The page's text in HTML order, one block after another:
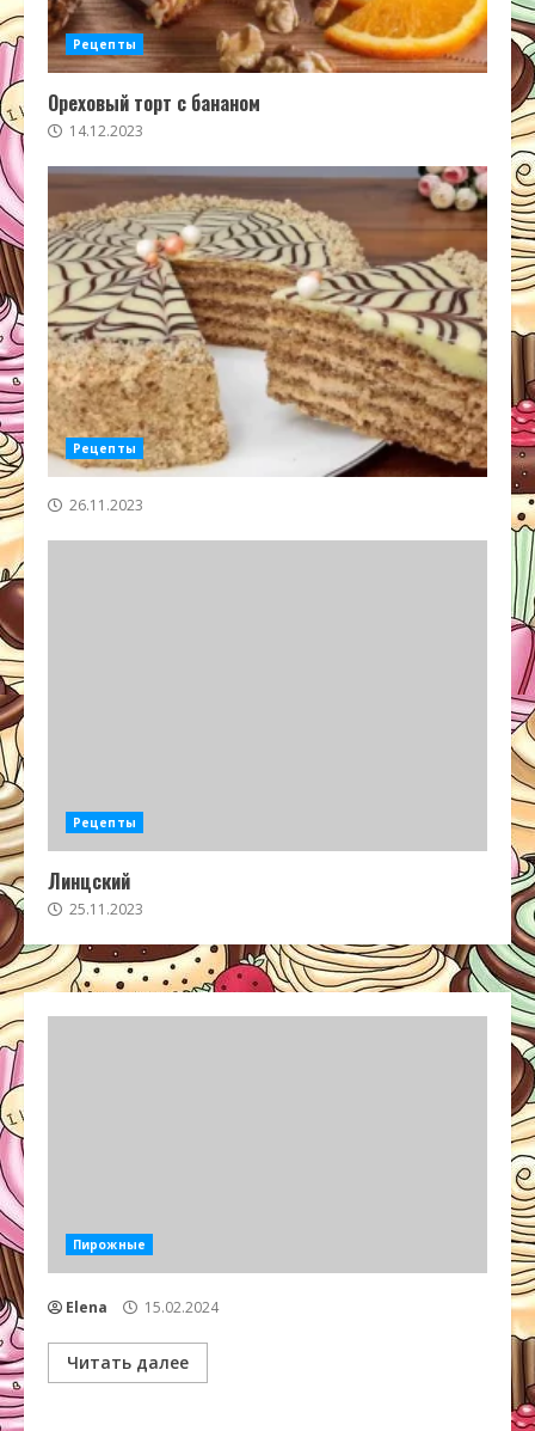
Рецепты
Ореховый торт с бананом
14.12.2023
Рецепты
26.11.2023
Рецепты
Линцский
25.11.2023
Пирожные
Elena 15.02.2024
Читать далее